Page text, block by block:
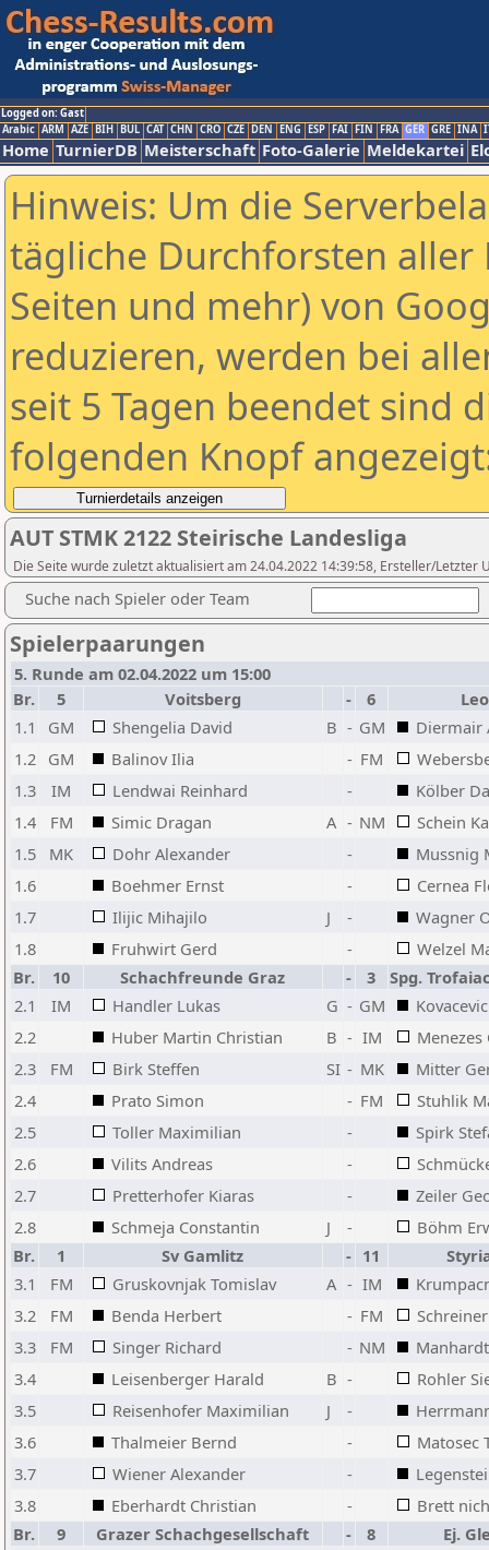
Logged on: Gast
Arabic ARM AZE BIH BUL CAT CHN CRO CZE DEN ENG ESP FAI FIN FRA GER GRE INA
Home TurnierDB Meisterschaft Foto-Galerie Meldekartei
Hinweis: Um die
tägliche Durchforsten aller
Seiten und mehr) von
reduzieren, werden bei
seit 5 Tagen beendet sind
folgenden Knopf
AUT STMK 2122 Steirische Landesliga
Die Seite wurde zuletzt aktualisiert am 24.04.2022 14:39:58, Ersteller/Letzter
Suche nach Spieler oder Team
Spielerpaarungen
5. Runde am 02.04.2022 um 15:00
Br.
5 Voitsberg - 6
1.1
GM Shengelia David B - GM
Diermair
1.2 GM Balinov Ilia - FM
1.3
IM Lendwai Reinhard -
Kölber
1.4
FM Simic Dragan A - NM
Schein
1.5
MK Dohr Alexander -
Mussnig
1.6
Boehmer Ernst -
Cernea
1.7
Ilijic Mihajilo J -
Wagner
1.8
Fruhwirt Gerd -
Welzel
Br.
10 Schachfreunde Graz - 3
Spg.
2.1
IM Handler Lukas G - GM
2.2
Huber Martin Christian B - IM
2.3
FM Birk Steffen SI - MK
Mitter
2.4
Prato Simon - FM
Stuhlik
2.5
Toller Maximilian -
Spirk
2.6
Vilits Andreas -
2.7
Pretterhofer Kiaras -
Zeiler
2.8
Schmeja Constantin J -
Böhm
Br.
1 Sv Gamlitz - 11
3.1
FM Gruskovnjak Tomislav A - IM
3.2
FM Benda Herbert - FM
3.3
FM Singer Richard - NM
3.4
Leisenberger Harald B -
Rohler
3.5
Reisenhofer Maximilian J -
3.6
Thalmeier Bernd -
Matosec
3.7
Wiener Alexander -
3.8
Eberhardt Christian -
Brett
Br.
9 Grazer Schachgesellschaft - 8
Ej.